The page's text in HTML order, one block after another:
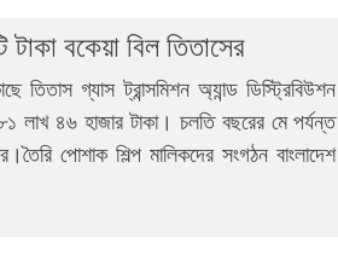
বকেয়া বিল তিতাসের
তিতাস গ্যাস ট্রান্সমিশন অ্যান্ড ডিস্ট্রিবিউশন
লাখ ৪৬ হাজার টাকা। চলতি বছরের মে পর্যন্ত
পোশাক শিল্প মালিকদের সংগঠন বাংলাদেশ